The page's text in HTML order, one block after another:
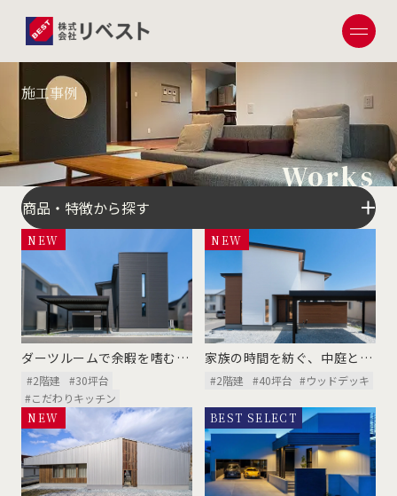
施工事例
Works
商品・特徴から探す
NEW
ダーツルームで余暇を嗜むホ
テルライク空間
#2階建
#30坪台
#こだわりキッチン
NEW
家族の時間を紡ぐ、中庭とヌ
ックのある家
#2階建 #40坪台 #ウッドデッキ
NEW NEW
BEST SELECT